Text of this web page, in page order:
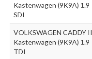
Kastenwagen (9K9A) 1.9
SDI
VOLKSWAGEN CADDY II
Kastenwagen (9K9A) 1.9
TDI